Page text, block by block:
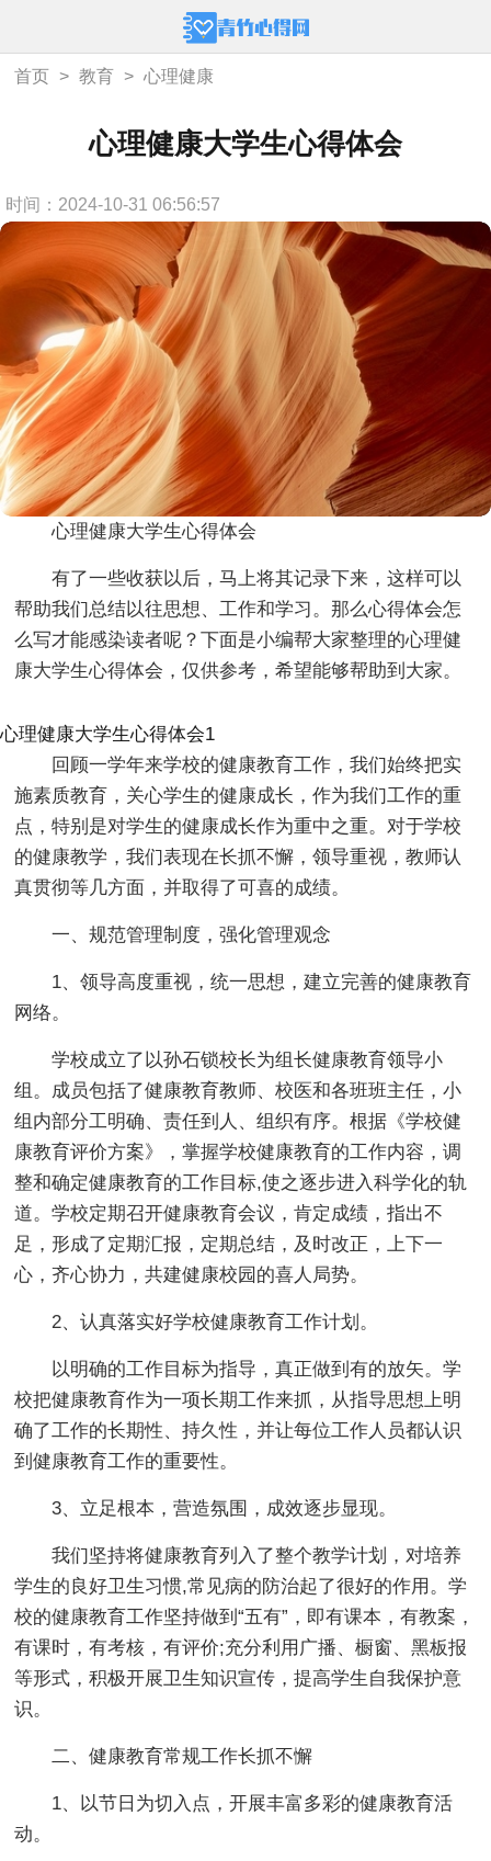
首页 > 教育 > 心理健康
心理健康大学生心得体会
时间：2024-10-31 06:56:57
心理健康大学生心得体会
有了一些收获以后，马上将其记录下来，这样可以
帮助我们总结以往思想、工作和学习。那么心得体会怎
么写才能感染读者呢？下面是小编帮大家整理的心理健
康大学生心得体会，仅供参考，希望能够帮助到大家。
心理健康大学生心得体会1
回顾一学年来学校的健康教育工作，我们始终把实
施素质教育，关心学生的健康成长，作为我们工作的重
点，特别是对学生的健康成长作为重中之重。对于学校
的健康教学，我们表现在长抓不懈，领导重视，教师认
真贯彻等几方面，并取得了可喜的成绩。
一、规范管理制度，强化管理观念
1、领导高度重视，统一思想，建立完善的健康教育
网络。
学校成立了以孙石锁校长为组长健康教育领导小
组。成员包括了健康教育教师、校医和各班班主任，小
组内部分工明确、责任到人、组织有序。根据《学校健
康教育评价方案》，掌握学校健康教育的工作内容，调
整和确定健康教育的工作目标,使之逐步进入科学化的轨
道。学校定期召开健康教育会议，肯定成绩，指出不
足，形成了定期汇报，定期总结，及时改正，上下一
心，齐心协力，共建健康校园的喜人局势。
2、认真落实好学校健康教育工作计划。
以明确的工作目标为指导，真正做到有的放矢。学
校把健康教育作为一项长期工作来抓，从指导思想上明
确了工作的长期性、持久性，并让每位工作人员都认识
到健康教育工作的重要性。
3、立足根本，营造氛围，成效逐步显现。
我们坚持将健康教育列入了整个教学计划，对培养
学生的良好卫生习惯,常见病的防治起了很好的作用。学
校的健康教育工作坚持做到“五有”，即有课本，有教案，
有课时，有考核，有评价;充分利用广播、橱窗、黑板报
等形式，积极开展卫生知识宣传，提高学生自我保护意
识。
二、健康教育常规工作长抓不懈
1、以节日为切入点，开展丰富多彩的健康教育活
动。